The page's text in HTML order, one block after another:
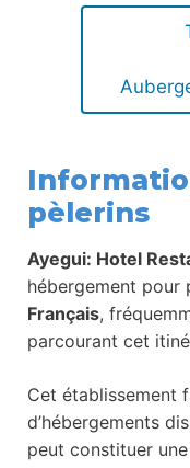
pèlerins
Ayegui: Hotel
hébergement pour
Français,
parcourant cet
Cet établissement
d’hébergements
peut constituer